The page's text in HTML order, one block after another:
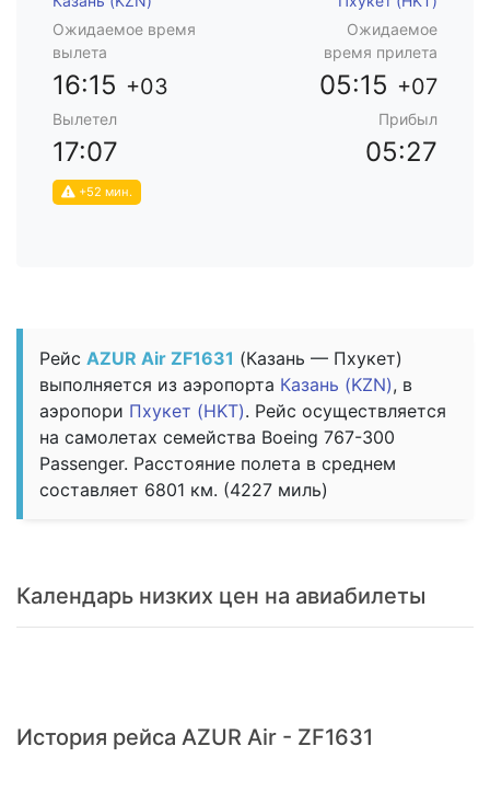
Ожидаемое время
вылета
Ожидаемое
время прилета
16:15 +03 05:15 +07
Вылетел Прибыл
17:07
+52 мин.
05:27
Рейс AZUR Air ZF1631 (Казань — Пхукет)
выполняется из аэропорта Казань (KZN), в
аэропори Пхукет (HKT). Рейс осуществляется
на самолетах семейства Boeing 767-300
Passenger. Расстояние полета в среднем
составляет 6801 км. (4227 миль)
Календарь низких цен на авиабилеты
История рейса AZUR Air - ZF1631